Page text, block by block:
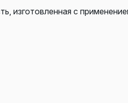
изготовленная с